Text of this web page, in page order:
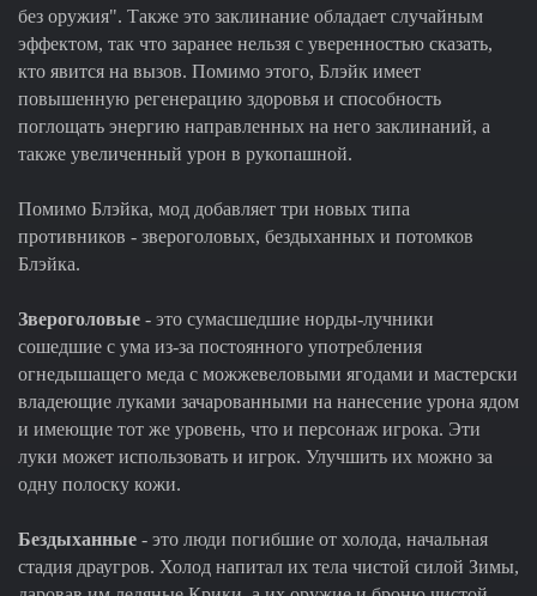
без оружия". Также это заклинание обладает случайным
эффектом, так что заранее нельзя с уверенностью сказать,
кто явится на вызов. Помимо этого, Блэйк имеет
повышенную регенерацию здоровья и способность
поглощать энергию направленных на него заклинаний, а
также увеличенный урон в рукопашной.
Помимо Блэйка, мод добавляет три новых типа
противников - звероголовых, бездыханных и потомков
Блэйка.
Звероголовые - это сумасшедшие норды-лучники
сошедшие с ума из-за постоянного употребления
огнедышащего меда с можжевеловыми ягодами и мастерски
владеющие луками зачарованными на нанесение урона ядом
и имеющие тот же уровень, что и персонаж игрока. Эти
луки может использовать и игрок. Улучшить их можно за
одну полоску кожи.
Бездыханные - это люди погибшие от холода, начальная
стадия драугров. Холод напитал их тела чистой силой Зимы,